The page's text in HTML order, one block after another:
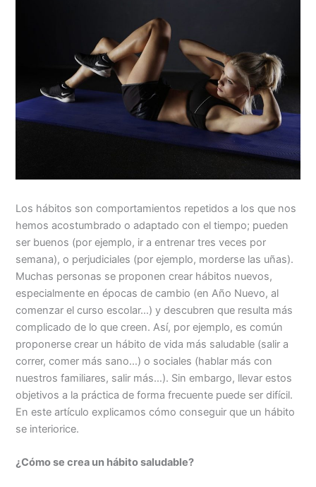
Los hábitos son comportamientos repetidos a los que nos
hemos acostumbrado o adaptado con el tiempo; pueden
ser buenos (por ejemplo, ir a entrenar tres veces por
semana), o perjudiciales (por ejemplo, morderse las uñas).
Muchas personas se proponen crear hábitos nuevos,
especialmente en épocas de cambio (en Año Nuevo, al
comenzar el curso escolar…) y descubren que resulta más
complicado de lo que creen. Así, por ejemplo, es común
proponerse crear un hábito de vida más saludable (salir a
correr, comer más sano…) o sociales (hablar más con
nuestros familiares, salir más…). Sin embargo, llevar estos
objetivos a la práctica de forma frecuente puede ser difícil.
En este artículo explicamos cómo conseguir que un hábito
se interiorice.
¿Cómo se crea un hábito saludable?